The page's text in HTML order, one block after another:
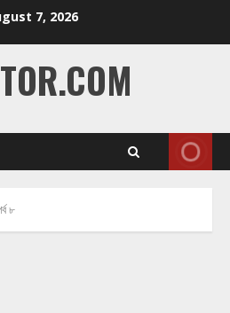
7, 2026
৮